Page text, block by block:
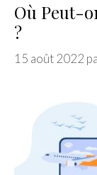
Où Peut-
?
15 août 2022